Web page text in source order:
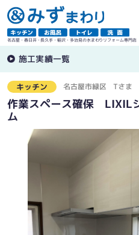
名古屋・春日井・長久手・稲沢・多治見の水まわりリフォーム専門店
施工実績一覧
キッチン 名古屋市緑区 Tさま
作業スペース確保 LIXIL
ム